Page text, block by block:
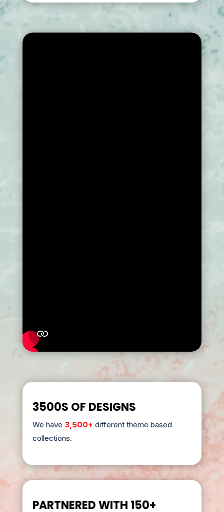
3500S OF DESIGNS
We have 3,500+ different theme based
collections.
PARTNERED WITH 150+